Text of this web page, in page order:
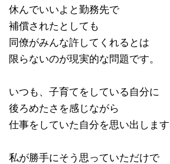
休んでいいよと勤務先で
補償されたとしても
同僚がみんな許してくれるとは
限らないのが現実的な問題です。
いつも、子育てをしている自分に
後ろめたさを感じながら
仕事をしていた自分を思い出します
私が勝手にそう思っていただけで